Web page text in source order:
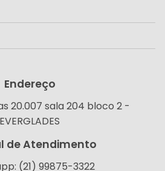
Endereço
20.007 sala 204 bloco 2 -
EVERGLADES
de Atendimento
(21) 99875-3322